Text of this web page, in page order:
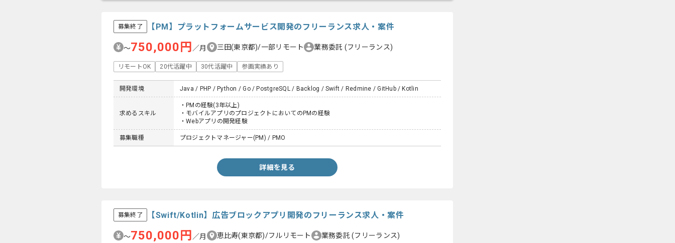
募集終了 【PM】プラットフォームサービス開発のフリーランス求人・案件
〜750,000円 ／月 三田(東京都)/一部リモート 業務委託 (フリーランス)
リモートOK 20代活躍中 30代活躍中 参画実績あり
開発環境 Java / PHP / Python / Go / PostgreSQL / Backlog / Swift / Redmine / GitHub / Kotlin
求めるスキル
・PMの経験(3年以上)
・モバイルアプリのプロジェクトにおいてのPMの経験
・Webアプリの開発経験
募集職種 プロジェクトマネージャー(PM) / PMO
詳細を見る
募集終了 【Swift/Kotlin】広告ブロックアプリ開発のフリーランス求人・案件
〜750,000円 ／月 恵比寿(東京都)/フルリモート 業務委託(フリーランス)